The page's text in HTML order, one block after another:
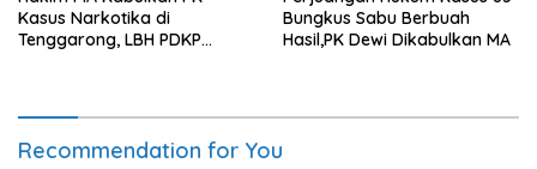
Kasus Narkotika di
Tenggarong, LBH PDKP
Bungkus Sabu Berbuah
Hasil,PK Dewi Dikabulkan MA
Recommendation for You